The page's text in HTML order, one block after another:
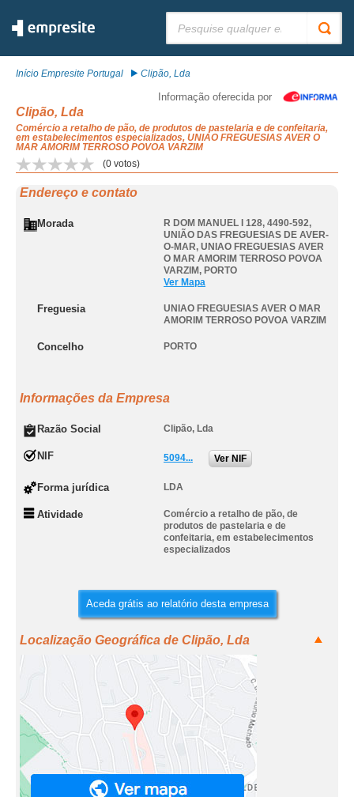
Início Empresite Portugal Clipão, Lda
Informação oferecida por
Clipão, Lda
Comércio a retalho de pão, de produtos de pastelaria e de confeitaria,
em estabelecimentos especializados, UNIAO FREGUESIAS AVER O
MAR AMORIM TERROSO POVOA VARZIM
(0 votos)
Endereço e contato
Morada
R DOM MANUEL I 128, 4490-592,
UNIÃO DAS FREGUESIAS DE AVER-
O-MAR, UNIAO FREGUESIAS AVER
O MAR AMORIM TERROSO POVOA
VARZIM , PORTO
Ver Mapa
Freguesia
UNIAO FREGUESIAS AVER O MAR
AMORIM TERROSO POVOA VARZIM
Concelho PORTO
Informações da Empresa
Razão Social Clipão, Lda
NIF 5094... Ver NIF
Forma jurídica LDA
Atividade
Comércio a retalho de pão, de
produtos de pastelaria e de
confeitaria, em estabelecimentos
especializados
Aceda grátis ao relatório desta empresa
Localização Geográfica de Clipão, Lda